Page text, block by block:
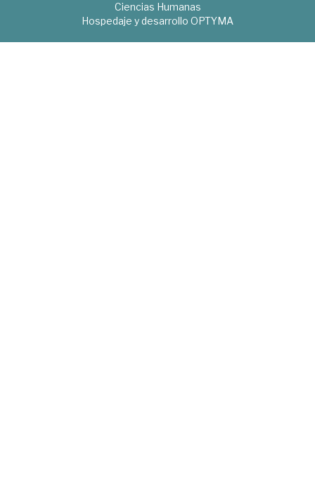
Ciencias Humanas
Hospedaje y desarrollo OPTYMA